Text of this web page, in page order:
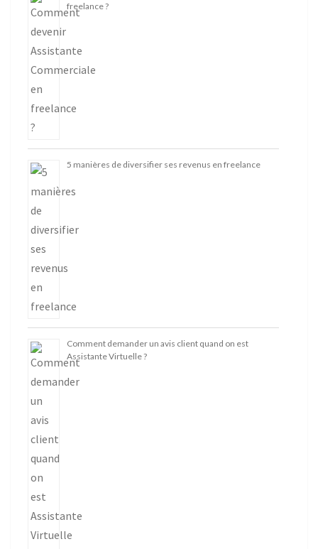
freelance ?
5 manières de diversifier ses revenus en freelance
Comment demander un avis client quand on est
Assistante Virtuelle ?